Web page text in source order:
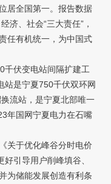
居全国第一。报告数据
济、社会“三大责任”，
任有机统一，为中国式
伏变电站间隔扩建工
站是宁夏750千伏双环网
流站，是宁夏北部唯一
年国网宁夏电力在石嘴
于优化峰谷分时电价
引导用户削峰填谷、
为储能发展创造有利条